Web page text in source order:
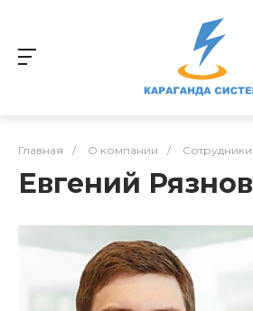
Главная / О компании / Сотрудники
Евгений Рязнов